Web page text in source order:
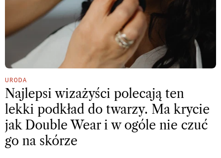
URODA
Najlepsi wizażyści polecają ten
lekki podkład do twarzy. Ma krycie
jak Double Wear i w ogóle nie czuć
go na skórze